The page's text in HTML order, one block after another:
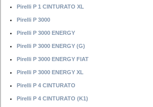
Pirelli P 1 CINTURATO XL
Pirelli P 3000
Pirelli P 3000 ENERGY
Pirelli P 3000 ENERGY (G)
Pirelli P 3000 ENERGY FIAT
Pirelli P 3000 ENERGY XL
Pirelli P 4 CINTURATO
Pirelli P 4 CINTURATO (K1)